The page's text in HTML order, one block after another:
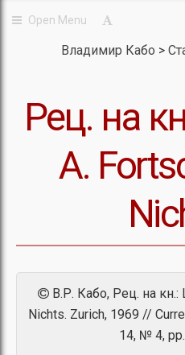
Владимир Кабо
Рец. на
A.
В.Р. Кабо, Рец. на кн.:
Nichts. Zurich, 1969 //
14, № 4,